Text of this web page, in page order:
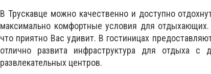
В Трускавце можно качественно и доступно
максимально комфортные условия для
что приятно Вас удивит. В гостиницах
отлично развита инфраструктура для отдыха
развлекательных центров.